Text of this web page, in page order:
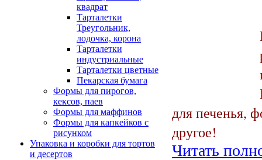
квадрат
Тарталетки
Треугольник,
лодочка, корона
Тарталетки
индустриальные
Тарталетки цветные
Пекарская бумага
Формы для пирогов,
кексов, паев
Формы для маффинов
Формы для капкейков с
рисунком
Упаковка и коробки для тортов
и десертов
для печенья,
другое!
Читать